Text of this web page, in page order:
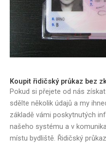
Koupit řidičský průkaz bez
Pokud si přejete od nás
sdělte několik údajů a my
základě vámi poskytnutých
našeho systému a v
místu bydliště. Řidičský